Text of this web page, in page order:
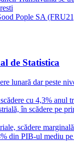
Pople SA
de Statistica
lunară dar peste
cu 4,3% anul
în scădere pe
scădere
din PIB-ul mediu